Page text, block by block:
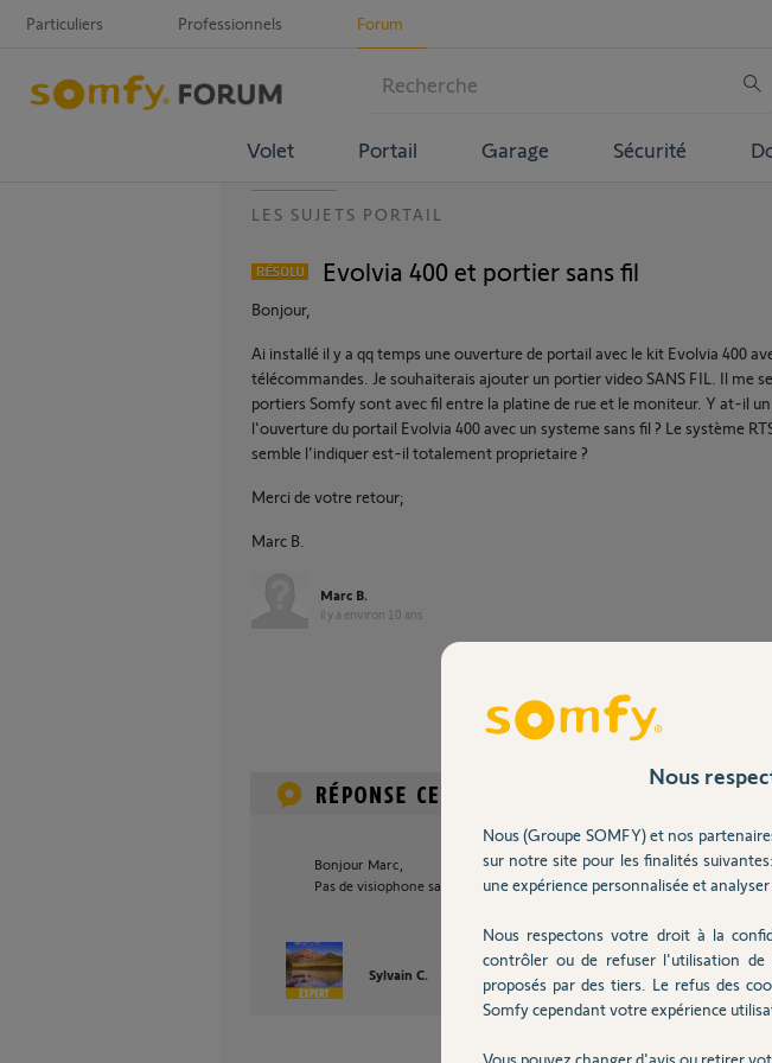
Particuliers Professionnels Forum
Volet Portail Garage Sécurité
LES SUJETS PORTAIL
Evolvia 400 et portier sans fil
Bonjour,
Ai installé il y a qq temps une ouverture de portail avec le kit Evolvia 400
télécommandes. Je souhaiterais ajouter un portier video SANS FIL. Il me
portiers Somfy sont avec fil entre la platine de rue et le moniteur. Y at-il
l'ouverture du portail Evolvia 400 avec un systeme sans fil ? Le système
semble l'indiquer est-il totalement proprietaire ?
Merci de votre retour;
Marc B.
Marc B.
il y a environ 10 ans
Participer au fil
Bonjour Marc,
Pas de visiophone sans fil chez Somfy.
Sylvain C. il y a environ 10 ans
Nous
Nous (Groupe SOMFY) et nos
sur notre site pour les finalités
une expérience personnalisée et
Nous respectons votre droit à la
contrôler ou de refuser l'utilisation de
proposés par des tiers. Le refus des
Somfy cependant votre expérience
Vous pouvez changer d'avis ou retirer